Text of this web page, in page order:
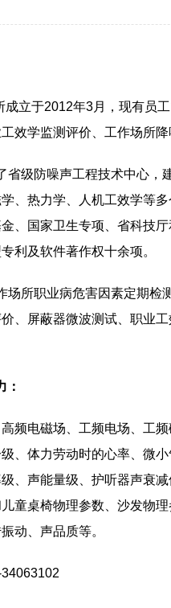
成立于2012年3月，现有员
效学监测评价、工作场所
省级防噪声工程技术中心，
、热力学、人机工效学等
、国家卫生专项、省科技
利及软件著作权十余项。
场所职业病危害因素定期检
、屏蔽器微波测试、职业
：
频电磁场、工频电场、工
、体力劳动时的心率、微
、声能量级、护听器声衰
童桌椅物理参数、沙发物
动、声品质等。